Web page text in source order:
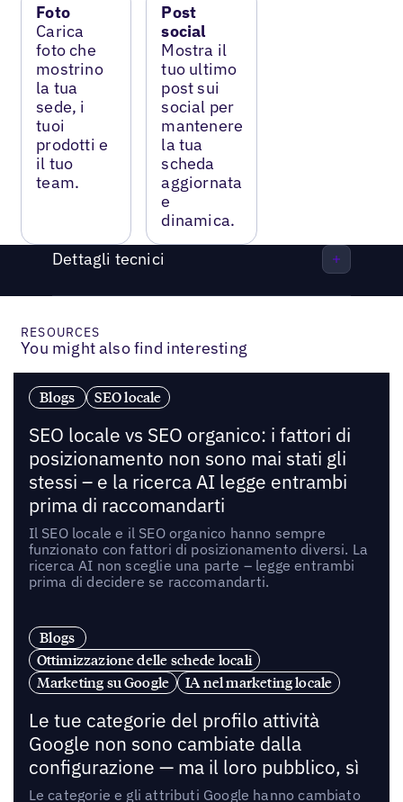
Foto
Carica
foto che
mostrino
la tua
sede, i
tuoi
prodotti e
il tuo
team.
Post
social
Mostra il
tuo ultimo
post sui
social per
mantenere
la tua
scheda
aggiornata
e
dinamica.
Dettagli tecnici
RESOURCES
You might also find interesting
Blogs SEO locale
SEO locale vs SEO organico: i fattori di
posizionamento non sono mai stati gli
stessi – e la ricerca AI legge entrambi
prima di raccomandarti
Il SEO locale e il SEO organico hanno sempre
funzionato con fattori di posizionamento diversi. La
ricerca AI non sceglie una parte – legge entrambi
prima di decidere se raccomandarti.
Blogs
Ottimizzazione delle schede locali
Marketing su Google
IA nel marketing locale
Le tue categorie del profilo attività
Google non sono cambiate dalla
configurazione — ma il loro pubblico, sì
Le categorie e gli attributi Google hanno cambiato